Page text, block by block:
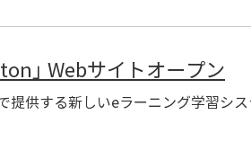
」 Webサイトオープン
供する新しいeラーニング学習シス